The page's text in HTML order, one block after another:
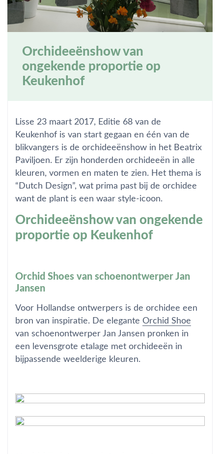
Orchideeënshow van
ongekende proportie op
Keukenhof
Lisse 23 maart 2017, Editie 68 van de
Keukenhof is van start gegaan en één van de
blikvangers is de orchideeënshow in het Beatrix
Paviljoen. Er zijn honderden orchideeën in alle
kleuren, vormen en maten te zien. Het thema is
“Dutch Design”, wat prima past bij de orchidee
want de plant is een waar style-icoon.
Orchideeënshow van ongekende
proportie op Keukenhof
Orchid Shoes van schoenontwerper Jan
Jansen
Voor Hollandse ontwerpers is de orchidee een
bron van inspiratie. De elegante Orchid Shoe
van schoenontwerper Jan Jansen pronken in
een levensgrote etalage met orchideeën in
bijpassende weelderige kleuren.